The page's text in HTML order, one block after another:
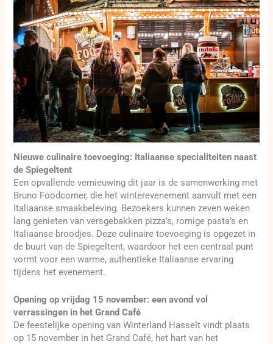
Nieuwe culinaire toevoeging: Italiaanse specialiteiten naast
de Spiegeltent
Een opvallende vernieuwing dit jaar is de samenwerking met
Bruno Foodcorner, die het winterevenement aanvult met een
Italiaanse smaakbeleving. Bezoekers kunnen zeven weken
lang genieten van versgebakken pizza’s, romige pasta’s en
Italiaanse broodjes. Deze culinaire toevoeging is opgezet in
de buurt van de Spiegeltent, waardoor het een centraal punt
vormt voor een warme, authentieke Italiaanse ervaring
tijdens het evenement.
Opening op vrijdag 15 november: een avond vol
verrassingen in het Grand Café
De feestelijke opening van Winterland Hasselt vindt plaats
op 15 november in het Grand Café, het hart van het